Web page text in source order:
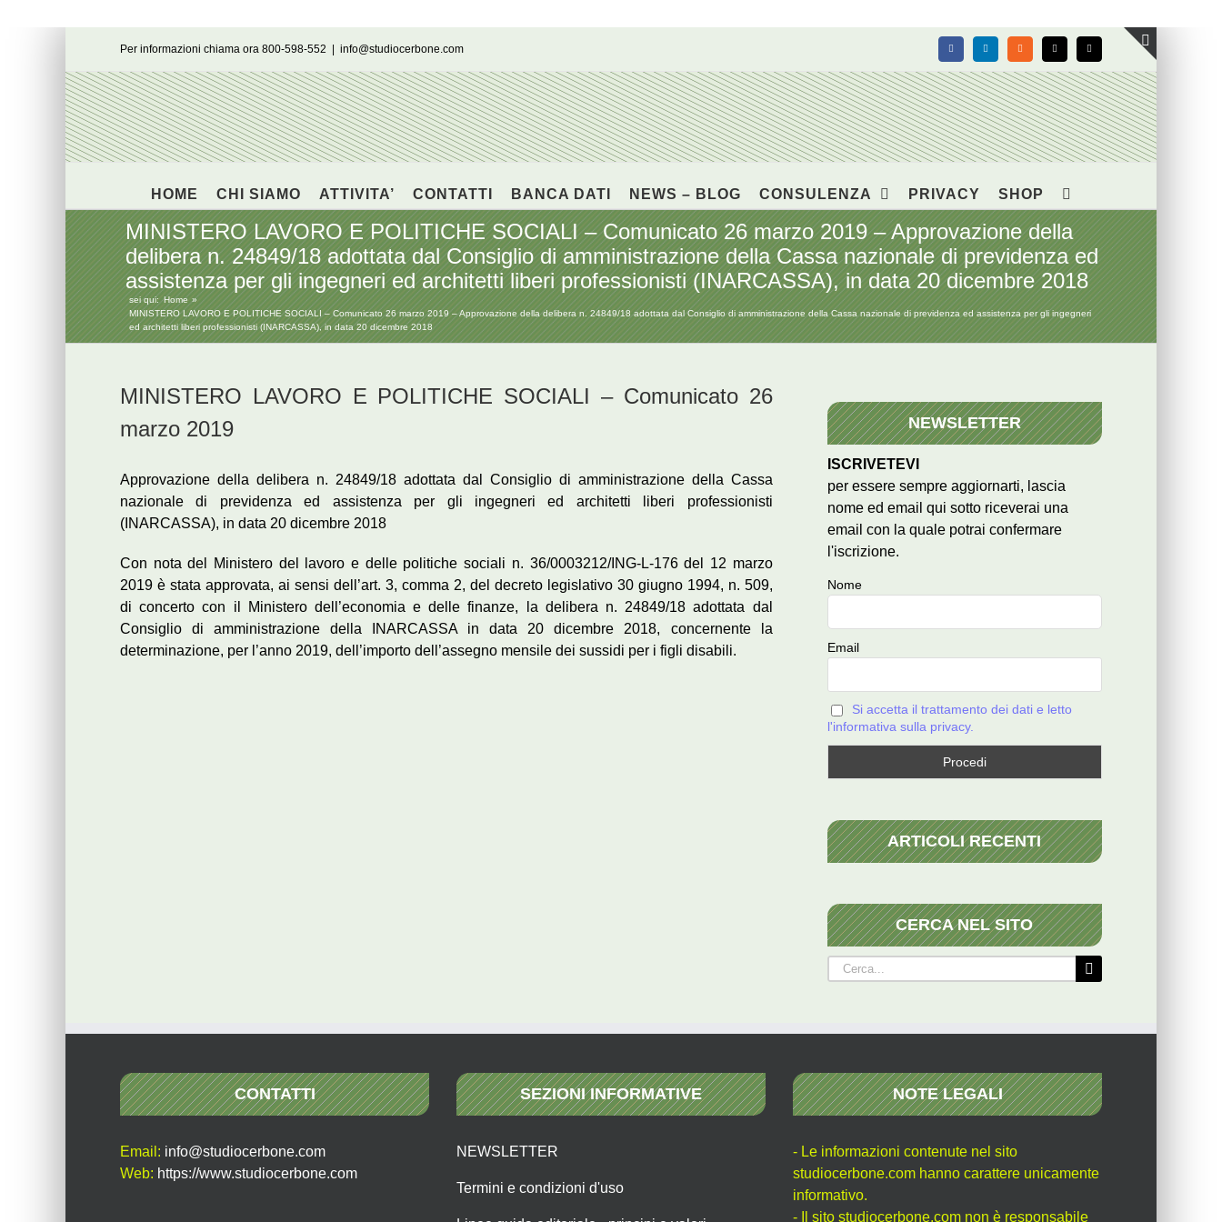
Per informazioni chiama ora 800-598-552 info@studiocerbone.com FacebookLinkedIn Rss X Email
HOME CHI SIAMO ATTIVITA’ CONTATTI BANCA DATI NEWS – BLOG CONSULENZA PRIVACY SHOP
MINISTERO LAVORO E POLITICHE SOCIALI – Comunicato 26 marzo 2019 – Approvazione della
delibera n. 24849/18 adottata dal Consiglio di amministrazione della Cassa nazionale di previdenza ed
assistenza per gli ingegneri ed architetti liberi professionisti (INARCASSA), in data 20 dicembre 2018
sei qui: Home
MINISTERO LAVORO E POLITICHE SOCIALI – Comunicato 26 marzo 2019 – Approvazione della delibera n. 24849/18 adottata dal Consiglio di amministrazione della Cassa nazionale di previdenza ed assistenza per gli ingegneri
ed architetti liberi professionisti (INARCASSA), in data 20 dicembre 2018
MINISTERO LAVORO E POLITICHE SOCIALI – Comunicato 26
marzo 2019
Approvazione della delibera n. 24849/18 adottata dal Consiglio di amministrazione della Cassa
nazionale di previdenza ed assistenza per gli ingegneri ed architetti liberi professionisti
(INARCASSA), in data 20 dicembre 2018
Con nota del Ministero del lavoro e delle politiche sociali n. 36/0003212/ING-L-176 del 12 marzo
2019 è stata approvata, ai sensi dell’art. 3, comma 2, del decreto legislativo 30 giugno 1994, n. 509,
di concerto con il Ministero dell’economia e delle finanze, la delibera n. 24849/18 adottata dal
Consiglio di amministrazione della INARCASSA in data 20 dicembre 2018, concernente la
determinazione, per l’anno 2019, dell’importo dell’assegno mensile dei sussidi per i figli disabili.
NEWSLETTER
ISCRIVETEVI
per essere sempre aggiornarti, lascia
nome ed email qui sotto riceverai una
email con la quale potrai confermare
l'iscrizione.
Nome
Email
Si accetta il trattamento dei dati e letto
l'informativa sulla privacy.
ARTICOLI RECENTI
CERCA NEL SITO
Cerca
per:
CONTATTI
Email: info@studiocerbone.com
Web: https://www.studiocerbone.com
SEZIONI INFORMATIVE
NEWSLETTER
Termini e condizioni d'uso
NOTE LEGALI
- Le informazioni contenute nel sito
studiocerbone.com hanno carattere unicamente
informativo.
- Il sito studiocerbone.com non è responsabile
Toggle
area
barra
scorrevole